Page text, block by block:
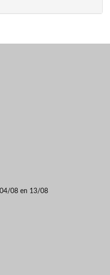
04/08 en 13/08